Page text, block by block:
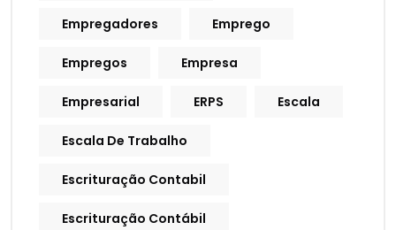
Empregadores Emprego
Empregos Empresa
Empresarial ERPS Escala
Escala De Trabalho
Escrituração Contabil
Escrituração Contábil